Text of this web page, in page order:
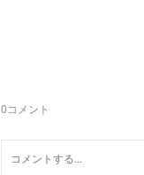
0コメント